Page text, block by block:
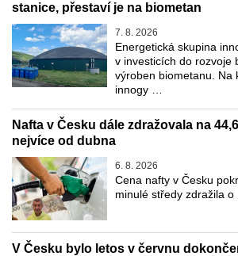
stanice, přestaví je na biometan
7. 8. 2026
Energetická skupina
v investicích do rozvoje
výroben biometanu. Na
innogy …
Nafta v Česku dále zdražovala na
nejvíce od dubna
6. 8. 2026
Cena nafty v Česku
minulé středy zdražila o
V Česku bylo letos v červnu